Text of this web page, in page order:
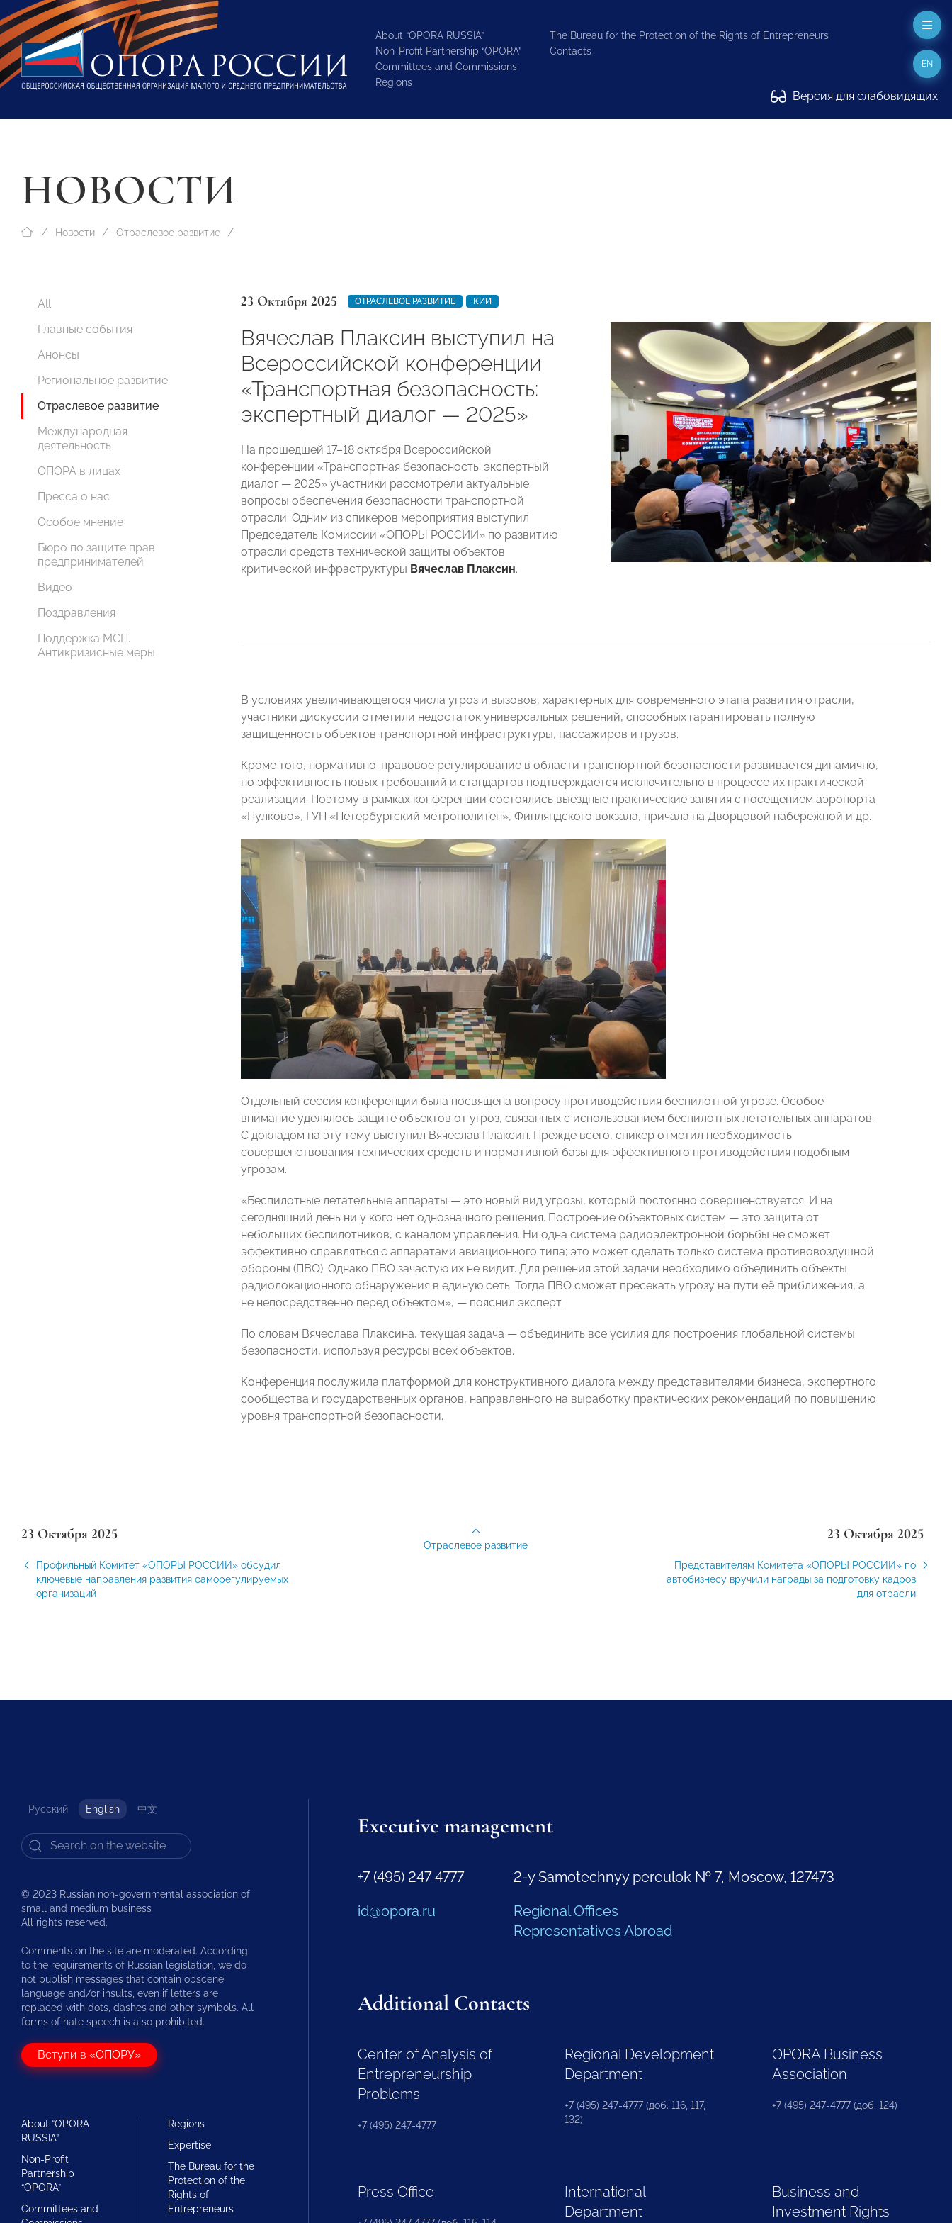
About “OPORA RUSSIA”
Non-Profit Partnership “OPORA”
Committees and Commissions
Regions
The Bureau for the Protection of the Rights of Entrepreneurs
Contacts
Версия для слабовидящих
EN
НОВОСТИ
Новости Отраслевое развитие
All
Главные события
Анонсы
Региональное развитие
Отраслевое развитие
Международная
деятельность
ОПОРА в лицах
Пресса о нас
Особое мнение
Бюро по защите прав
предпринимателей
Видео
Поздравления
Поддержка МСП.
Антикризисные меры
23 Октября 2025 ОТРАСЛЕВОЕ РАЗВИТИЕ КИИ
Вячеслав Плаксин выступил на
Всероссийской конференции
«Транспортная безопасность:
экспертный диалог — 2025»
На прошедшей 17–18 октября Всероссийской
конференции «Транспортная безопасность: экспертный
диалог — 2025» участники рассмотрели актуальные
вопросы обеспечения безопасности транспортной
отрасли. Одним из спикеров мероприятия выступил
Председатель Комиссии «ОПОРЫ РОССИИ» по развитию
отрасли средств технической защиты объектов
критической инфраструктуры Вячеслав Плаксин.
В условиях увеличивающегося числа угроз и вызовов, характерных для современного этапа развития отрасли,
участники дискуссии отметили недостаток универсальных решений, способных гарантировать полную
защищенность объектов транспортной инфраструктуры, пассажиров и грузов.
Кроме того, нормативно-правовое регулирование в области транспортной безопасности развивается динамично,
но эффективность новых требований и стандартов подтверждается исключительно в процессе их практической
реализации. Поэтому в рамках конференции состоялись выездные практические занятия с посещением аэропорта
«Пулково», ГУП «Петербургский метрополитен», Финляндского вокзала, причала на Дворцовой набережной и др.
Отдельный сессия конференции была посвящена вопросу противодействия беспилотной угрозе. Особое
внимание уделялось защите объектов от угроз, связанных с использованием беспилотных летательных аппаратов.
С докладом на эту тему выступил Вячеслав Плаксин. Прежде всего, спикер отметил необходимость
совершенствования технических средств и нормативной базы для эффективного противодействия подобным
угрозам.
«Беспилотные летательные аппараты — это новый вид угрозы, который постоянно совершенствуется. И на
сегодняшний день ни у кого нет однозначного решения. Построение объектовых систем — это защита от
небольших беспилотников, с каналом управления. Ни одна система радиоэлектронной борьбы не сможет
эффективно справляться с аппаратами авиационного типа; это может сделать только система противовоздушной
обороны (ПВО). Однако ПВО зачастую их не видит. Для решения этой задачи необходимо объединить объекты
радиолокационного обнаружения в единую сеть. Тогда ПВО сможет пресекать угрозу на пути её приближения, а
не непосредственно перед объектом», — пояснил эксперт.
По словам Вячеслава Плаксина, текущая задача — объединить все усилия для построения глобальной системы
безопасности, используя ресурсы всех объектов.
Конференция послужила платформой для конструктивного диалога между представителями бизнеса, экспертного
сообщества и государственных органов, направленного на выработку практических рекомендаций по повышению
уровня транспортной безопасности.
23 Октября 2025
Профильный Комитет «ОПОРЫ РОССИИ» обсудил
ключевые направления развития саморегулируемых
организаций
23 Октября 2025
Представителям Комитета «ОПОРЫ РОССИИ» по
автобизнесу вручили награды за подготовку кадров
для отрасли
Отраслевое развитие
Русский English 中文
© 2023 Russian non-governmental association of
small and medium business
All rights reserved.
Comments on the site are moderated. According
to the requirements of Russian legislation, we do
not publish messages that contain obscene
language and/or insults, even if letters are
replaced with dots, dashes and other symbols. All
forms of hate speech is also prohibited.
Вступи в «ОПОРУ»
About “OPORA
RUSSIA”
Non-Profit
Partnership
“OPORA”
Committees and
Regions
Expertise
The Bureau for the
Protection of the
Rights of
Entrepreneurs
Executive management
+7 (495) 247 4777
id@opora.ru
2-y Samotechnyy pereulok № 7, Moscow, 127473
Regional Offices
Representatives Abroad
Additional Contacts
Center of Analysis of
Entrepreneurship
Problems
+7 (495) 247-4777
Regional Development
Department
+7 (495) 247-4777 (доб. 116, 117,
132)
OPORA Business
Association
+7 (495) 247-4777 (доб. 124)
Press Office
International
Department
Business and
Investment Rights